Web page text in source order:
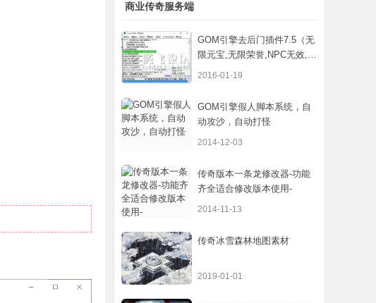
商业传奇服务端
GOM引擎去后门插件7.5（无
限元宝,无限荣誉,NPC无效,装
备丢失...
2016-01-19
GOM引擎假人脚本系统，自
动攻沙，自动打怪
2014-12-03
传奇版本一条龙修改器-功能
齐全适合修改版本使用-
2014-11-13
传奇冰雪森林地图素材
2019-01-01